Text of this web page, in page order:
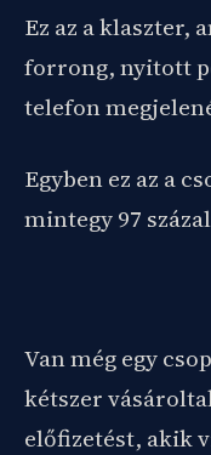
Ez az a klaszter,
forrong, nyitott
telefon
Egyben ez az a
mintegy 97
Van még egy
kétszer
előfizetést, akik